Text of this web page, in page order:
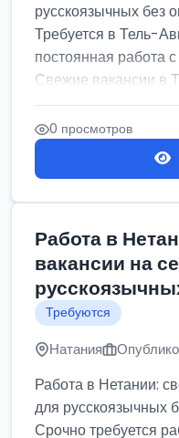
русскоязычных без
Требуется в Тель-
постоянная работа
Свежие вакансии в
женщин от хозя...
0 просмотров
Работа в
вакансии на
Требуются
Натания
Работа в Нетании:
для русскоязычных
Срочно требуется